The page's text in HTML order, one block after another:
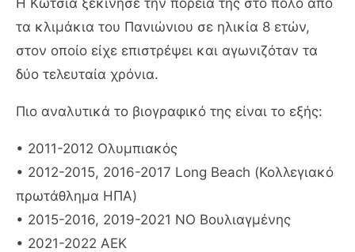
τα κλιμάκια του Πανιώνιου σε ηλικία 8 ετών,
στον οποίο είχε επιστρέψει και αγωνιζόταν τα
δύο τελευταία χρόνια.
Πιο αναλυτικά το βιογραφικό της είναι το εξής:
• 2011-2012 Ολυμπιακός
• 2012-2015, 2016-2017 Long Beach (Κολλεγιακό
πρωτάθλημα ΗΠΑ)
• 2015-2016, 2019-2021 ΝΟ Βουλιαγμένης
• 2021-2022 ΑΕΚ